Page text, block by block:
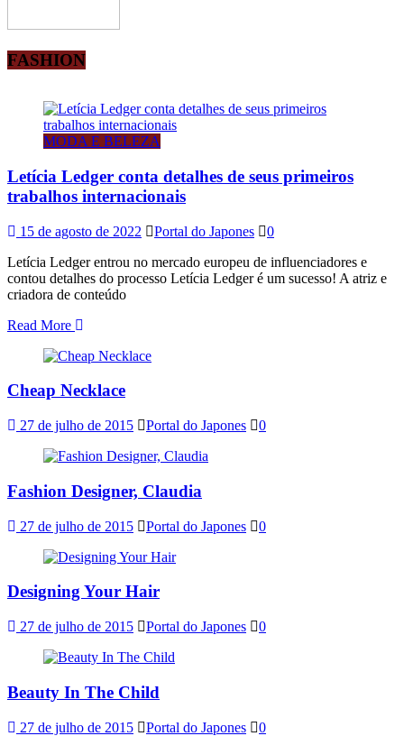
FASHION
MODA E BELEZA
Letícia Ledger conta detalhes de seus primeiros
trabalhos internacionais
15 de agosto de 2022 Portal do Japones
0
Letícia Ledger entrou no mercado europeu de influenciadores e
contou detalhes do processo Letícia Ledger é um sucesso! A atriz e
criadora de conteúdo
Read More
Cheap Necklace
27 de julho de 2015 Portal do Japones 0
Fashion Designer, Claudia
27 de julho de 2015 Portal do Japones 0
Designing Your Hair
27 de julho de 2015 Portal do Japones 0
Beauty In The Child
27 de julho de 2015 Portal do Japones 0